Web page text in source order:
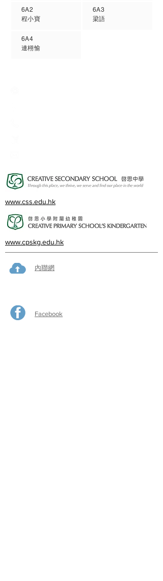
6A2
程小寶
6A4
連栩愉
6A3
梁語
www.css.edu.hk
www.cpskg.edu.hk
內聯網
Facebook